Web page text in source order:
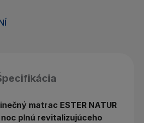
matrac ESTER NATUR
plnú revitalizujúceho